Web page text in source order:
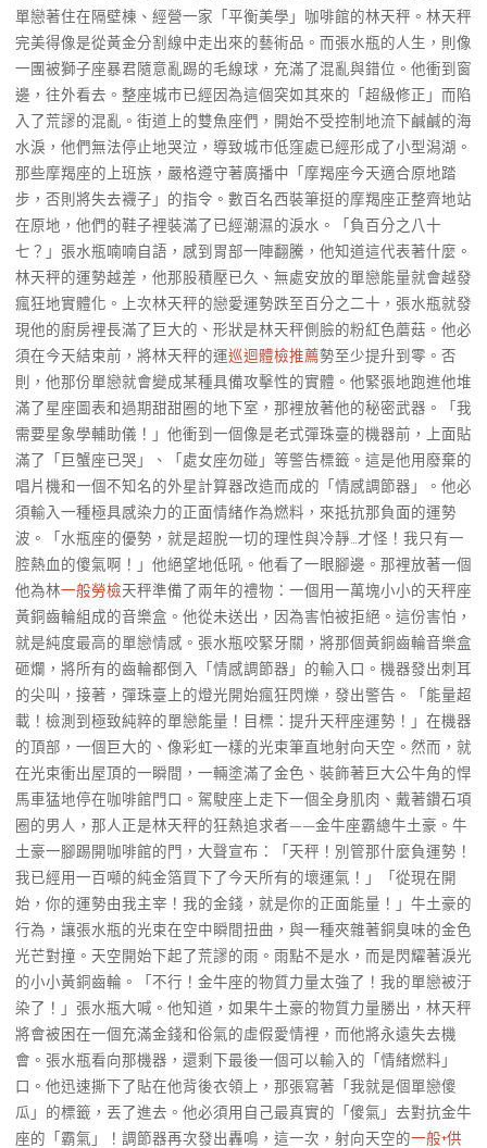
單戀著住在隔壁棟、經營一家「平衡美學」咖啡館的林天秤。林天秤
完美得像是從黃金分割線中走出來的藝術品。而張水瓶的人生，則像
一團被獅子座暴君隨意亂踢的毛線球，充滿了混亂與錯位。他衝到窗
邊，往外看去。整座城市已經因為這個突如其來的「超級修正」而陷
入了荒謬的混亂。街道上的雙魚座們，開始不受控制地流下鹹鹹的海
水淚，他們無法停止地哭泣，導致城市低窪處已經形成了小型潟湖。
那些摩羯座的上班族，嚴格遵守著廣播中「摩羯座今天適合原地踏
步，否則將失去襪子」的指令。數百名西裝筆挺的摩羯座正整齊地站
在原地，他們的鞋子裡裝滿了已經潮濕的淚水。「負百分之八十
七？」張水瓶喃喃自語，感到胃部一陣翻騰，他知道這代表著什麼。
林天秤的運勢越差，他那股積壓已久、無處安放的單戀能量就會越發
瘋狂地實體化。上次林天秤的戀愛運勢跌至百分之二十，張水瓶就發
現他的廚房裡長滿了巨大的、形狀是林天秤側臉的粉紅色蘑菇。他必
須在今天結束前，將林天秤的運巡迴體檢推薦勢至少提升到零。否
則，他那份單戀就會變成某種具備攻擊性的實體。他緊張地跑進他堆
滿了星座圖表和過期甜甜圈的地下室，那裡放著他的秘密武器。「我
需要星象學輔助儀！」他衝到一個像是老式彈珠臺的機器前，上面貼
滿了「巨蟹座已哭」、「處女座勿碰」等警告標籤。這是他用廢棄的
唱片機和一個不知名的外星計算器改造而成的「情感調節器」。他必
須輸入一種極具感染力的正面情緒作為燃料，來抵抗那負面的運勢
波。「水瓶座的優勢，就是超脫一切的理性與冷靜…才怪！我只有一
腔熱血的傻氣啊！」他絕望地低吼。他看了一眼腳邊。那裡放著一個
他為林一般勞檢天秤準備了兩年的禮物：一個用一萬塊小小的天秤座
黃銅齒輪組成的音樂盒。他從未送出，因為害怕被拒絕。這份害怕，
就是純度最高的單戀情感。張水瓶咬緊牙關，將那個黃銅齒輪音樂盒
砸爛，將所有的齒輪都倒入「情感調節器」的輸入口。機器發出刺耳
的尖叫，接著，彈珠臺上的燈光開始瘋狂閃爍，發出警告。「能量超
載！檢測到極致純粹的單戀能量！目標：提升天秤座運勢！」在機器
的頂部，一個巨大的、像彩虹一樣的光束筆直地射向天空。然而，就
在光束衝出屋頂的一瞬間，一輛塗滿了金色、裝飾著巨大公牛角的悍
馬車猛地停在咖啡館門口。駕駛座上走下一個全身肌肉、戴著鑽石項
圈的男人，那人正是林天秤的狂熱追求者——金牛座霸總牛土豪。牛
土豪一腳踢開咖啡館的門，大聲宣布：「天秤！別管那什麼負運勢！
我已經用一百噸的純金箔買下了今天所有的壞運氣！」「從現在開
始，你的運勢由我主宰！我的金錢，就是你的正面能量！」牛土豪的
行為，讓張水瓶的光束在空中瞬間扭曲，與一種夾雜著銅臭味的金色
光芒對撞。天空開始下起了荒謬的雨。雨點不是水，而是閃耀著淚光
的小小黃銅齒輪。「不行！金牛座的物質力量太強了！我的單戀被汙
染了！」張水瓶大喊。他知道，如果牛土豪的物質力量勝出，林天秤
將會被困在一個充滿金錢和俗氣的虛假愛情裡，而他將永遠失去機
會。張水瓶看向那機器，還剩下最後一個可以輸入的「情緒燃料」
口。他迅速撕下了貼在他背後衣領上，那張寫著「我就是個單戀傻
瓜」的標籤，丟了進去。他必須用自己最真實的「傻氣」去對抗金牛
座的「霸氣」！調節器再次發出轟鳴，這一次，射向天空的一般+供